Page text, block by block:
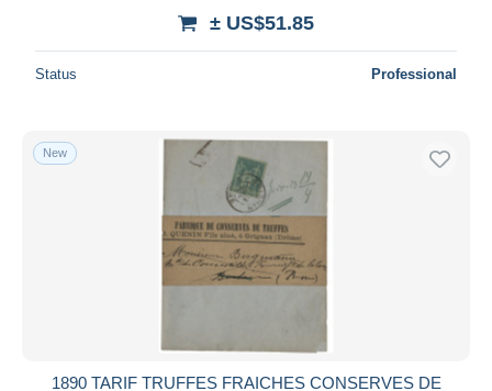
± US$51.85
Status Professional
New
1890 TARIF TRUFFES FRAICHES CONSERVES DE